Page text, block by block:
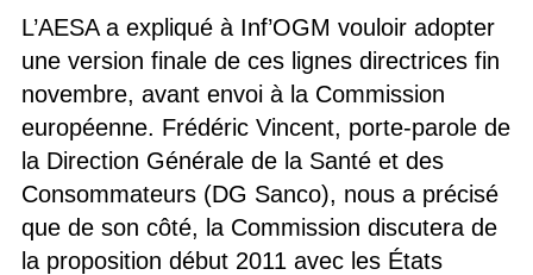
L’AESA a expliqué à Inf’OGM vouloir adopter
une version finale de ces lignes directrices fin
novembre, avant envoi à la Commission
européenne. Frédéric Vincent, porte-parole de
la Direction Générale de la Santé et des
Consommateurs (DG Sanco), nous a précisé
que de son côté, la Commission discutera de
la proposition début 2011 avec les États